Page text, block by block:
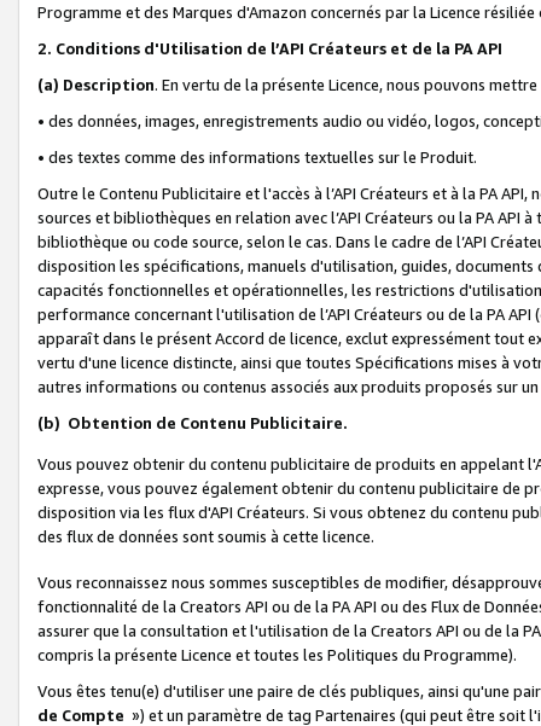
Programme et des Marques d'Amazon concernés par la Licence
2. Conditions d'Utilisation de l’API Créateurs et de la PA API
(a) Description. En vertu de la présente Licence, nous pouvons
• des données, images, enregistrements audio ou vidéo, logos,
• des textes comme des informations textuelles sur le Produit.
Outre le Contenu Publicitaire et l'accès à l’API Créateurs et à la PA
sources et bibliothèques en relation avec l’API Créateurs ou la PA
bibliothèque ou code source, selon le cas. Dans le cadre de l’API
disposition les spécifications, manuels d'utilisation, guides,
capacités fonctionnelles et opérationnelles, les restrictions
performance concernant l'utilisation de l’API Créateurs ou de la PA
apparaît dans le présent Accord de licence, exclut expressément tout
vertu d'une licence distincte, ainsi que toutes Spécifications mises à
autres informations ou contenus associés aux produits proposés sur
(b) Obtention de Contenu Publicitaire.
Vous pouvez obtenir du contenu publicitaire de produits en appelant
expresse, vous pouvez également obtenir du contenu publicitaire de
disposition via les flux d'API Créateurs. Si vous obtenez du contenu
des flux de données sont soumis à cette licence.
Vous reconnaissez nous sommes susceptibles de modifier,
fonctionnalité de la Creators API ou de la PA API ou des Flux de
assurer que la consultation et l'utilisation de la Creators API ou de la
compris la présente Licence et toutes les Politiques du Programme).
Vous êtes tenu(e) d'utiliser une paire de clés publiques, ainsi qu'une
de Compte ») et un paramètre de tag Partenaires (qui peut être soit